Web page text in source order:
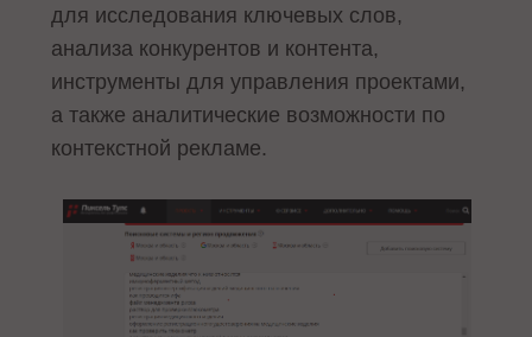
для исследования ключевых слов,
анализа конкурентов и контента,
инструменты для управления проектами,
а также аналитические возможности по
контекстной рекламе.